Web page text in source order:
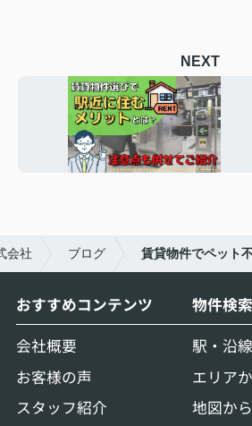
NEXT
会社 ブログ 賃貸物件でペット
おすすめコンテンツ
会社概要
お客様の声
スタッフ紹介
物件検索
駅・沿
エリア
地図か